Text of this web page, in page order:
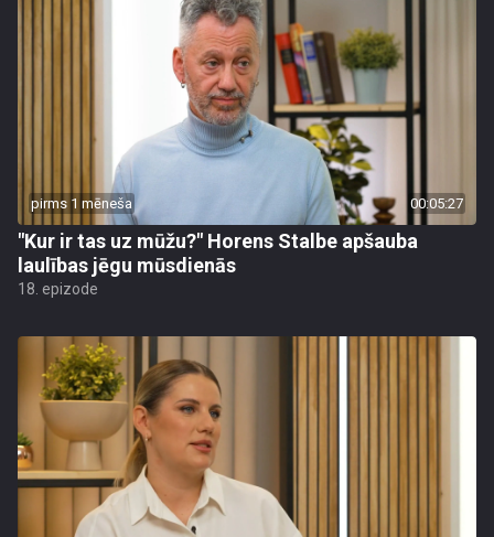
pirms 1 mēneša 00:05:27
"Kur ir tas uz mūžu?" Horens Stalbe apšauba
laulības jēgu mūsdienās
18. epizode